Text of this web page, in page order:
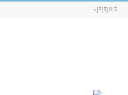
시작페이지